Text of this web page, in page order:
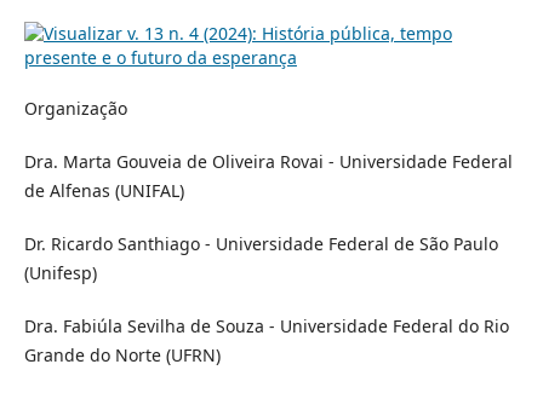
Organização
Dra. Marta Gouveia de Oliveira Rovai - Universidade Federal
de Alfenas (UNIFAL)
Dr. Ricardo Santhiago - Universidade Federal de São Paulo
(Unifesp)
Dra. Fabiúla Sevilha de Souza - Universidade Federal do Rio
Grande do Norte (UFRN)